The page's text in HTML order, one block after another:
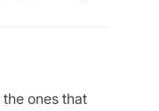
ones that